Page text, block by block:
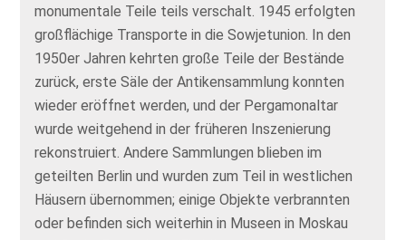
monumentale Teile teils verschalt. 1945 erfolgten
großflächige Transporte in die Sowjetunion. In den
1950er Jahren kehrten große Teile der Bestände
zurück, erste Säle der Antikensammlung konnten
wieder eröffnet werden, und der Pergamonaltar
wurde weitgehend in der früheren Inszenierung
rekonstruiert. Andere Sammlungen blieben im
geteilten Berlin und wurden zum Teil in westlichen
Häusern übernommen; einige Objekte verbrannten
oder befinden sich weiterhin in Museen in Moskau